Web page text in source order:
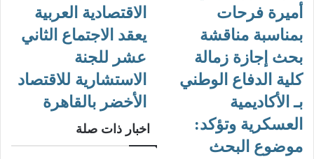
أميرة فرحات
بمناسبة مناقشة
بحث إجازة زمالة
كلية الدفاع الوطني
بـ الأكاديمية
العسكرية وتؤكد:
موضوع البحث
الاقتصادية العربية
يعقد الاجتماع الثاني
عشر للجنة
الاستشارية للاقتصاد
الأخضر بالقاهرة
اخبار ذات صلة